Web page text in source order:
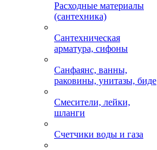
Расходные материалы
(сантехника)
Сантехническая
арматура, сифоны
Санфаянс, ванны,
раковины, унитазы, биде
Смесители, лейки,
шланги
Счетчики воды и газа